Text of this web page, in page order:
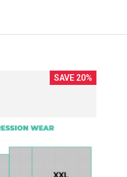
SAVE 20%